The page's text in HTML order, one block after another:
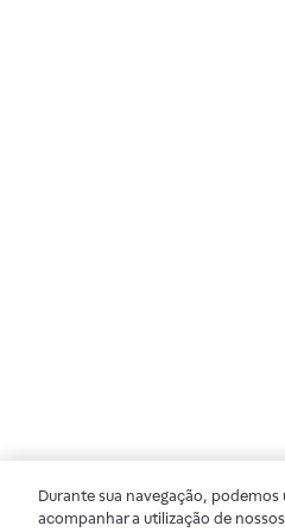
Durante sua navegação,
acompanhar a utilização de